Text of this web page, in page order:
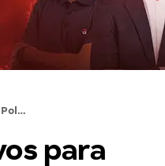
Concurso Polícia Penal GO: 5 motivos para participar!
para